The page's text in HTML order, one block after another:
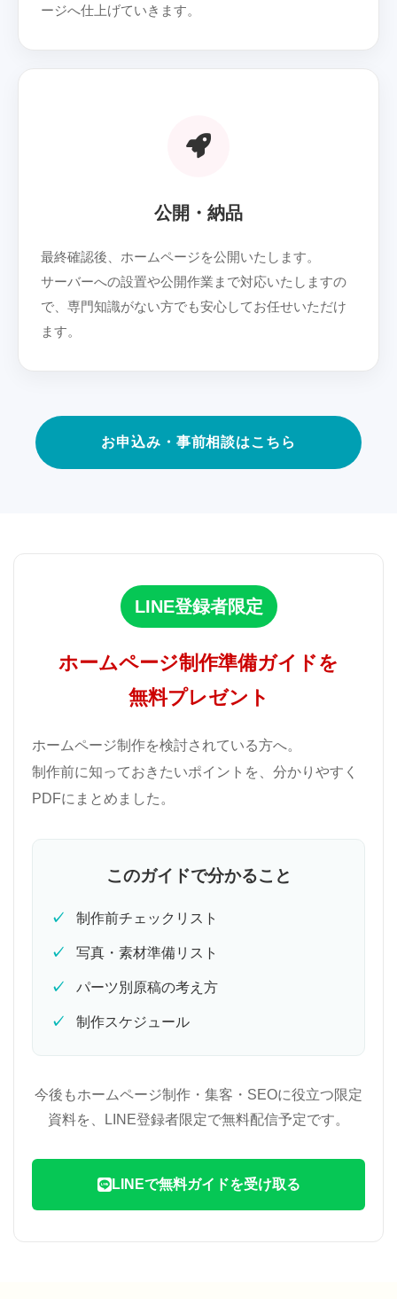
ージへ仕上げていきます。
公開・納品
最終確認後、ホームページを公開いたします。
サーバーへの設置や公開作業まで対応いたしますの
で、専門知識がない方でも安心してお任せいただけ
ます。
お申込み・事前相談はこちら
LINE登録者限定
ホームページ制作準備ガイドを
無料プレゼント
ホームページ制作を検討されている方へ。
制作前に知っておきたいポイントを、分かりやすく
PDFにまとめました。
このガイドで分かること
制作前チェックリスト
写真・素材準備リスト
パーツ別原稿の考え方
制作スケジュール
今後もホームページ制作・集客・SEOに役立つ限定
資料を、LINE登録者限定で無料配信予定です。
LINEで無料ガイドを受け取る